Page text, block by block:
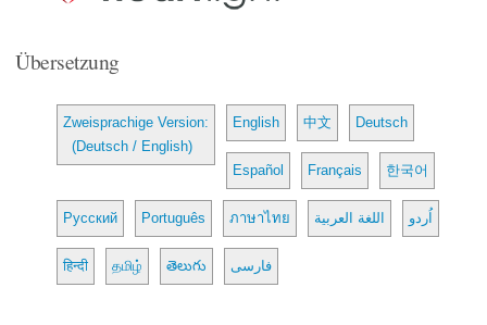
Übersetzung
Zweisprachige Version:
(Deutsch / English)
English 中文 Deutsch
Español Français 한국어
Русский Português ภาษาไทย اللغة العربية اُردو
हिन्दी தமிழ் తెలుగు فارسی